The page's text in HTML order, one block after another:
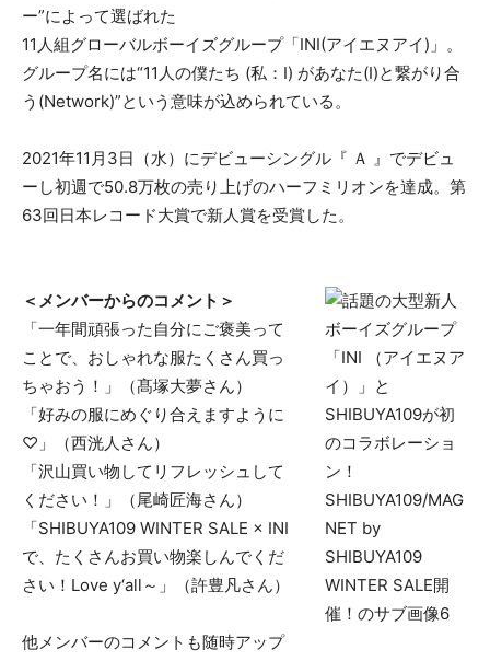
ー”によって選ばれた
11人組グローバルボーイズグループ「INI(アイエヌアイ)」。
グループ名には“11人の僕たち (私：I) があなた(I)と繋がり合
う(Network)”という意味が込められている。
2021年11月3日（水）にデビューシングル『 Ａ 』でデビュ
ーし初週で50.8万枚の売り上げのハーフミリオンを達成。第
63回日本レコード大賞で新人賞を受賞した。
＜メンバーからのコメント＞
「一年間頑張った自分にご褒美って
ことで、おしゃれな服たくさん買っ
ちゃおう！」（髙塚大夢さん）
「好みの服にめぐり合えますように
♡」（西洸人さん）
「沢山買い物してリフレッシュして
ください！」（尾崎匠海さん）
「SHIBUYA109 WINTER SALE × INI
で、たくさんお買い物楽しんでくだ
さい！Love y‘all～」（許豊凡さん）
他メンバーのコメントも随時アップ